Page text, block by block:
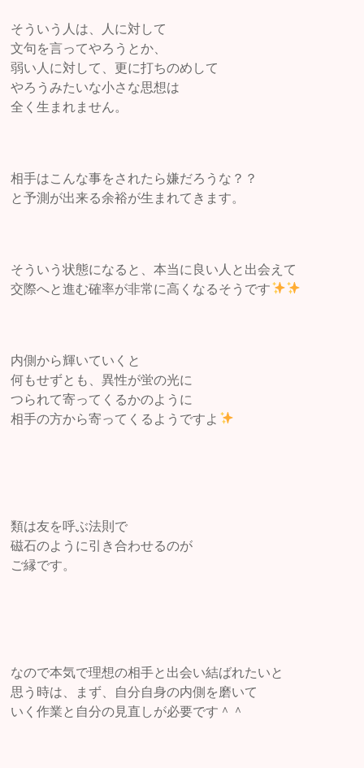
そういう人は、人に対して
文句を言ってやろうとか、
弱い人に対して、更に打ちのめして
やろうみたいな小さな思想は
全く生まれません。
相手はこんな事をされたら嫌だろうな？？
と予測が出来る余裕が生まれてきます。
そういう状態になると、本当に良い人と出会えて
交際へと進む確率が非常に高くなるそうです
内側から輝いていくと
何もせずとも、異性が蛍の光に
つられて寄ってくるかのように
相手の方から寄ってくるようですよ
類は友を呼ぶ法則で
磁石のように引き合わせるのが
ご縁です。
なので本気で理想の相手と出会い結ばれたいと
思う時は、まず、自分自身の内側を磨いて
いく作業と自分の見直しが必要です＾＾